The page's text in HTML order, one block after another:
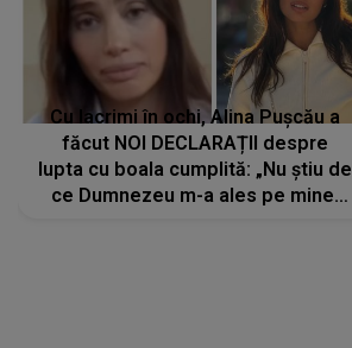
Cu lacrimi în ochi, Alina Pușcău a
făcut NOI DECLARAȚII despre
lupta cu boala cumplită: „Nu știu de
ce Dumnezeu m-a ales pe mine.